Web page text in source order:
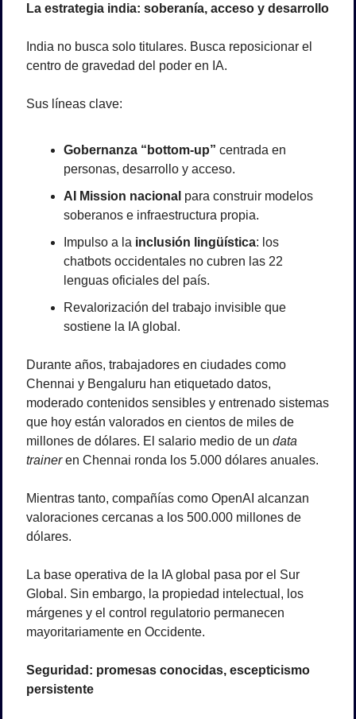
La estrategia india: soberanía, acceso y desarrollo
India no busca solo titulares. Busca reposicionar el
centro de gravedad del poder en IA.
Sus líneas clave:
Gobernanza “bottom-up” centrada en
personas, desarrollo y acceso.
AI Mission nacional para construir modelos
soberanos e infraestructura propia.
Impulso a la inclusión lingüística: los
chatbots occidentales no cubren las 22
lenguas oficiales del país.
Revalorización del trabajo invisible que
sostiene la IA global.
Durante años, trabajadores en ciudades como
Chennai y Bengaluru han etiquetado datos,
moderado contenidos sensibles y entrenado sistemas
que hoy están valorados en cientos de miles de
millones de dólares. El salario medio de un data
trainer en Chennai ronda los 5.000 dólares anuales.
Mientras tanto, compañías como OpenAI alcanzan
valoraciones cercanas a los 500.000 millones de
dólares.
La base operativa de la IA global pasa por el Sur
Global. Sin embargo, la propiedad intelectual, los
márgenes y el control regulatorio permanecen
mayoritariamente en Occidente.
Seguridad: promesas conocidas, escepticismo
persistente